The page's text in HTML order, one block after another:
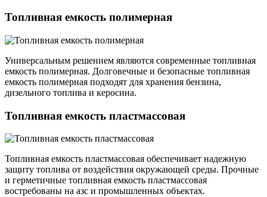
Топливная емкость полимерная
Универсальным решением являются современные топливная
емкость полимерная. Долговечные и безопасные топливная
емкость полимерная подходят для хранения бензина,
дизельного топлива и керосина.
Топливная емкость пластмассовая
Топливная емкость пластмассовая обеспечивает надежную
защиту топлива от воздействия окружающей среды. Прочные
и герметичные топливная емкость пластмассовая
востребованы на азс и промышленных объектах.